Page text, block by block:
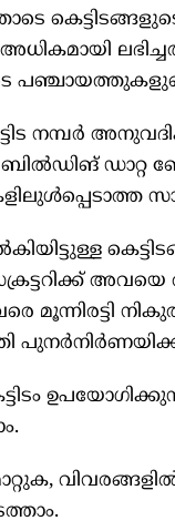
നമ്പർ
ബിൽഡിങ്‌ ഡാറ്റ
അവയെ
മൂന്നിരട്ടി